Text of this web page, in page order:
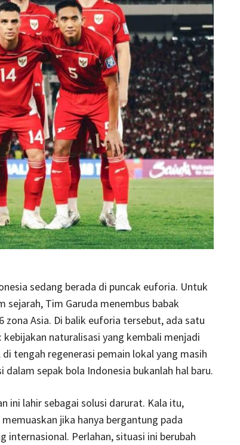
sedang berada di puncak euforia. Untuk
sejarah, Tim Garuda menembus babak
zona Asia. Di balik euforia tersebut, ada satu
naturalisasi yang kembali menjadi
tengah regenerasi pemain lokal yang masih
sepak bola Indonesia bukanlah hal baru.
ini lahir sebagai solusi darurat. Kala itu,
jika hanya bergantung pada
Perlahan, situasi ini berubah